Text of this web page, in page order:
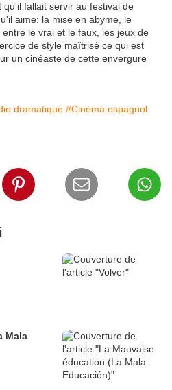
fallait servir au festival de
aime: la mise en abyme, le
le vrai et le faux, les jeux de
de style maîtrisé ce qui est
un cinéaste de cette envergure
dramatique #Cinéma espagnol
Mala